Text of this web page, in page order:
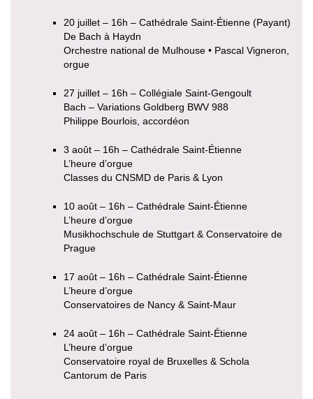
20 juillet – 16h – Cathédrale Saint-Étienne (Payant)
De Bach à Haydn
Orchestre national de Mulhouse • Pascal Vigneron,
orgue
27 juillet – 16h – Collégiale Saint-Gengoult
Bach – Variations Goldberg BWV 988
Philippe Bourlois, accordéon
3 août – 16h – Cathédrale Saint-Étienne
L’heure d’orgue
Classes du CNSMD de Paris & Lyon
10 août – 16h – Cathédrale Saint-Étienne
L’heure d’orgue
Musikhochschule de Stuttgart & Conservatoire de
Prague
17 août – 16h – Cathédrale Saint-Étienne
L’heure d’orgue
Conservatoires de Nancy & Saint-Maur
24 août – 16h – Cathédrale Saint-Étienne
L’heure d’orgue
Conservatoire royal de Bruxelles & Schola
Cantorum de Paris